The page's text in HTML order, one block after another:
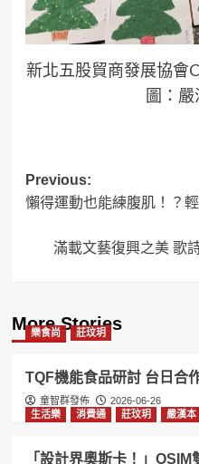
新北五股貿商發展協會
圖：
Post
navigation
Previous:
懶得運動也能練腹肌！？
滿載文藝復興之美 歌
More Stories
樂食尚 莊玟玥
TQF機能食品研討 台日合
童智群發佈
2026-06-26
生活樂
消費通 莊玟玥 嚴漢本
「設計界奧斯卡！」